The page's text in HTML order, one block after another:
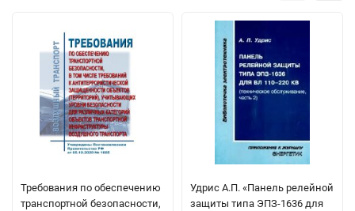
Требования по обеспечению
транспортной безопасности,
Удрис А.П. «Панель релейной
защиты типа ЭПЗ-1636 для